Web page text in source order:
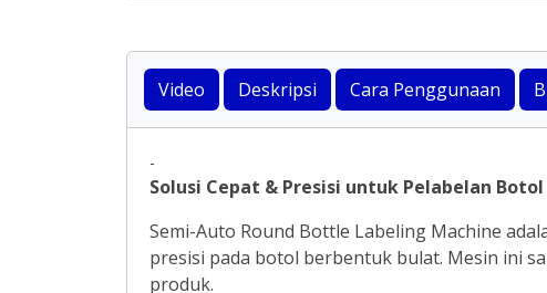
Video Deskripsi Cara Penggunaan
-
Solusi Cepat & Presisi untuk Pelabelan
Semi-Auto Round Bottle Labeling Machine
presisi pada botol berbentuk bulat. Mesin ini
produk.